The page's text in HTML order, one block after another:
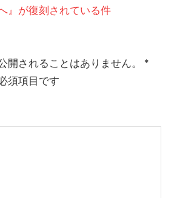
』が復刻されている件
開されることはありません。
*
須項目です